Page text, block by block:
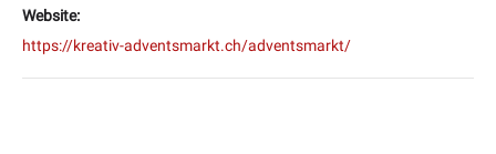
Website:
https://kreativ-adventsmarkt.ch/adventsmarkt/